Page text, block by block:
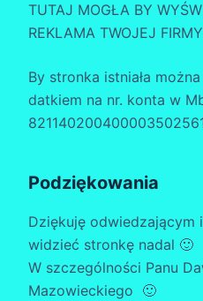
TUTAJ MOGŁA BY
REKLAMA TWOJEJ
By stronka istniała
datkiem na nr. konta w
Podziękowania
Dziękuję odwiedzającym
widzieć stronkę nadal 🙂
W szczególności Panu
Mazowieckiego 🙂